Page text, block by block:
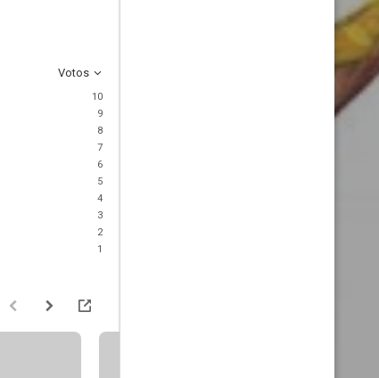
Votos
10
9
8
7
6
5
4
3
2
1